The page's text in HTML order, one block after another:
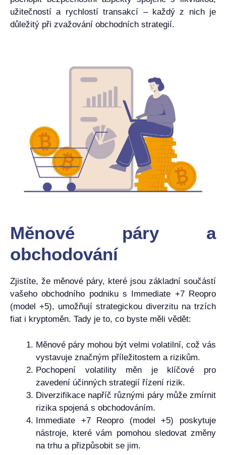
užitečností a rychlostí transakcí – každý z nich je
důležitý při zvažování obchodních strategií.
Měnové páry a
obchodování
Zjistíte, že měnové páry, které jsou základní součástí
vašeho obchodního podniku s Immediate +7 Reopro
(model +5), umožňují strategickou diverzitu na trzích
fiat i kryptoměn. Tady je to, co byste měli vědět:
Měnové páry mohou být velmi volatilní, což vás
vystavuje značným příležitostem a rizikům.
Pochopení volatility měn je klíčové pro
zavedení účinných strategií řízení rizik.
Diverzifikace napříč různými páry může zmírnit
rizika spojená s obchodováním.
Immediate +7 Reopro (model +5) poskytuje
nástroje, které vám pomohou sledovat změny
na trhu a přizpůsobit se jim.